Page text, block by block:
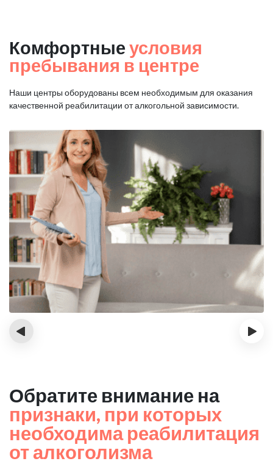
Комфортные условия
пребывания в центре
Наши центры оборудованы всем необходимым для оказания
качественной реабилитации от алкогольной зависимости.
‹ ›
Обратите внимание на
признаки, при которых
необходима реабилитация
от алкоголизма